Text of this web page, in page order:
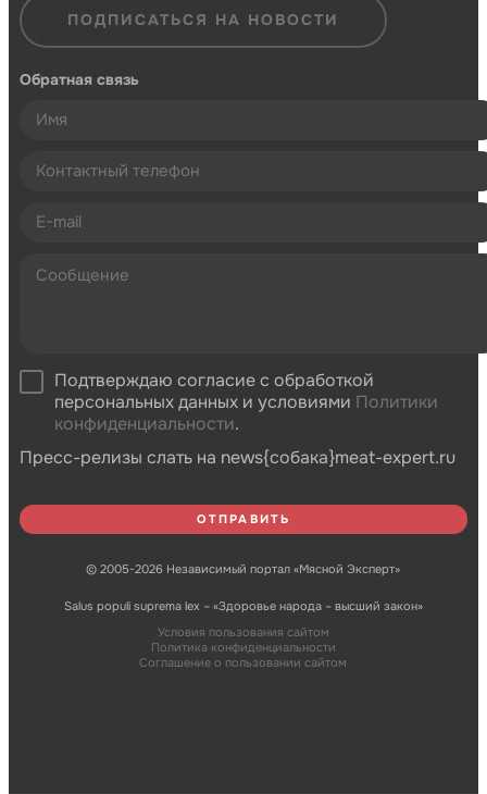
ПОДПИСАТЬСЯ НА НОВОСТИ
Обратная связь
Подтверждаю согласие с обработкой
персональных данных и условиями Политики
конфиденциальности.
Пресс-релизы слать на news{собака}meat-expert.ru
© 2005-2026 Независимый портал «Мясной Эксперт»
Salus populi suprema lex – «Здоровье народа – высший закон»
Условия пользования сайтом
Политика конфиденциальности
Соглашение о пользовании сайтом